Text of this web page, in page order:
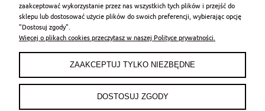
POMOC
PŁATNOŚCI I DOSTAWA
INFORMACJE
zaakceptować wykorzystanie przez nas wszystkich tych plików i przejść do
sklepu lub dostosować użycie plików do swoich preferencji, wybierając opcję
"Dostosuj zgody".
Więcej o plikach cookies przeczytasz w naszej Polityce prywatności.
ZAAKCEPTUJ TYLKO NIEZBĘDNE
DOSTOSUJ ZGODY